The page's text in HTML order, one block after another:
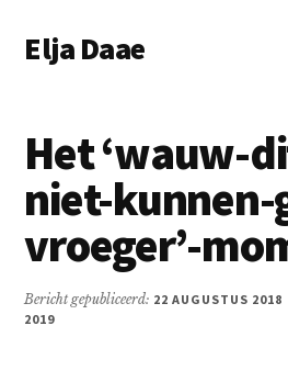
naar
naar
menu
Elja Daae
&
meer
Het ‘wauw-
niet-kunnen-
vroeger’-
Bericht gepubliceerd: 22 AUGUSTUS 2018
2019